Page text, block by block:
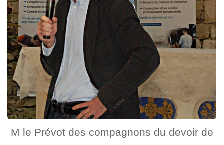
M le Prévot des compagnons du devoir de